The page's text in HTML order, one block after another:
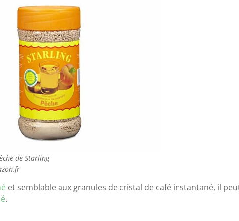
de Starling
et semblable aux granules de cristal de café instantané, il
.